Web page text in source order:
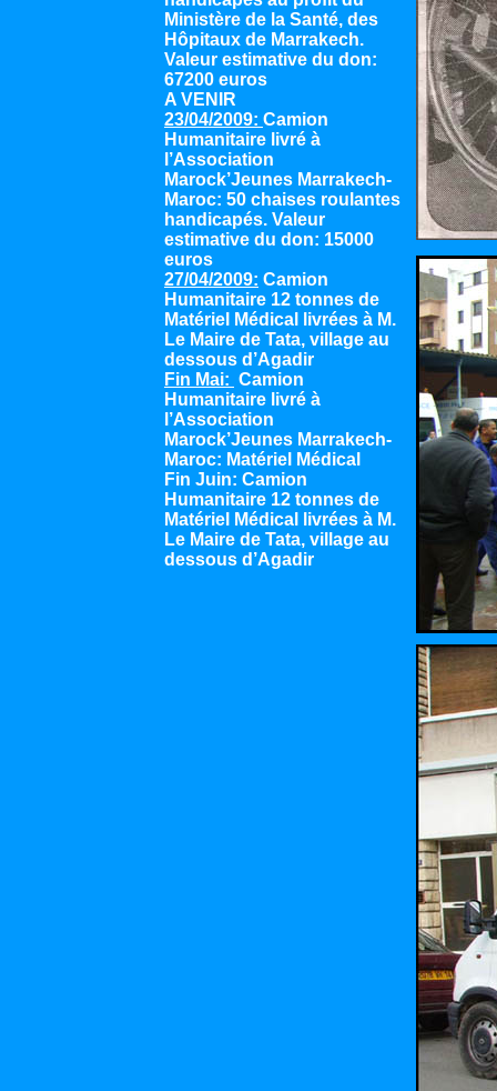
Ministère de la Santé, des
Hôpitaux de Marrakech.
Valeur estimative du don:
67200 euros
A VENIR
23/04/2009: Camion
Humanitaire livré à
l’Association
Marock’Jeunes Marrakech-
Maroc: 50 chaises roulantes
handicapés. Valeur
estimative du don: 15000
euros
27/04/2009: Camion
Humanitaire 12 tonnes de
Matériel Médical livrées à M.
Le Maire de Tata, village au
dessous d’Agadir
Fin Mai: Camion
Humanitaire livré à
l’Association
Marock’Jeunes Marrakech-
Maroc: Matériel Médical
Fin Juin: Camion
Humanitaire 12 tonnes de
Matériel Médical livrées à M.
Le Maire de Tata, village au
dessous d’Agadir